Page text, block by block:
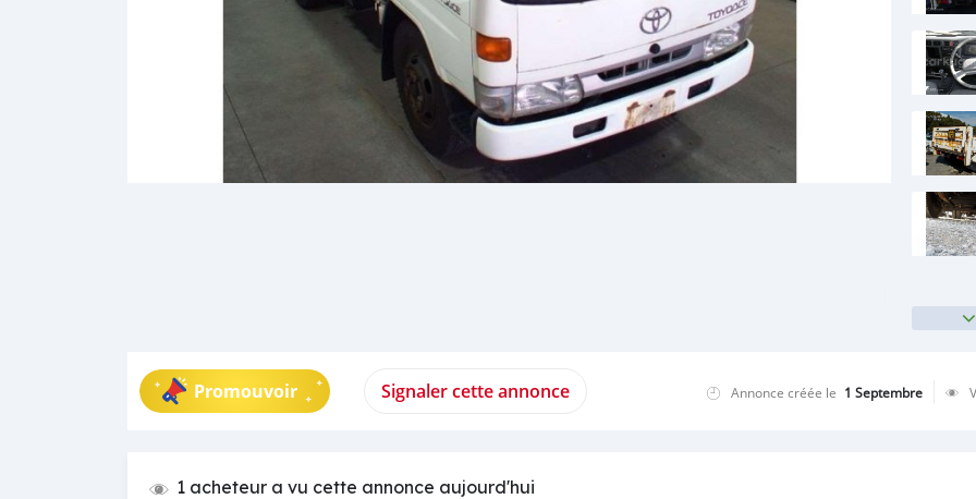
Promouvoir Signaler cette annonce Annonce créée le 1 Septembre
1 acheteur a vu cette annonce aujourd'hui